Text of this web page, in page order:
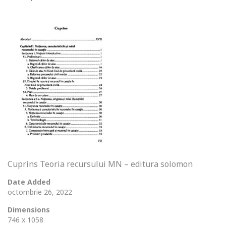
Cuprins Teoria recursului MN – editura solomon
Date Added
octombrie 26, 2022
Dimensions
746 x 1058